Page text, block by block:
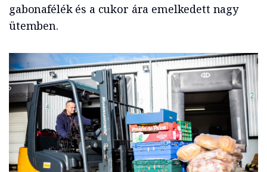
gabonafélék és a cukor ára emelkedett nagy
ütemben.